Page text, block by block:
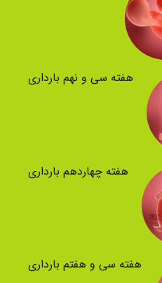
هفته سی و نهم بارداری
هفته چهاردهم بارداری
هفته سی و هفتم بارداری